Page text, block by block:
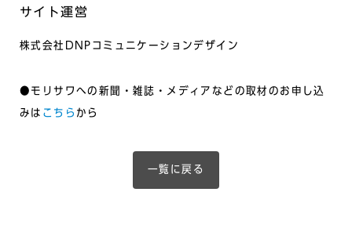
サイト運営
株式会社DNPコミュニケーションデザイン
●モリサワへの新聞・雑誌・メディアなどの取材のお申し込
みは こちら から
一覧に戻る